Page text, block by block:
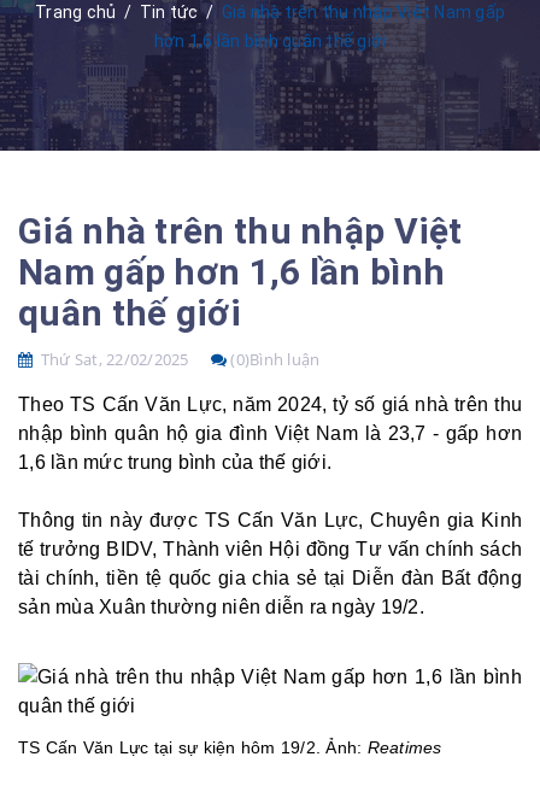
Trang chủ / Tin tức / Giá nhà trên thu nhập Việt Nam gấp
hơn 1,6 lần bình quân thế giới
Giá nhà trên thu nhập Việt
Nam gấp hơn 1,6 lần bình
quân thế giới
Thứ Sat, 22/02/2025 (0)Bình luận
Theo TS Cấn Văn Lực, năm 2024, tỷ số giá nhà trên thu
nhập bình quân hộ gia đình Việt Nam là 23,7 - gấp hơn
1,6 lần mức trung bình của thế giới.
Thông tin này được TS Cấn Văn Lực, Chuyên gia Kinh
tế trưởng BIDV, Thành viên Hội đồng Tư vấn chính sách
tài chính, tiền tệ quốc gia chia sẻ tại Diễn đàn Bất động
sản mùa Xuân thường niên diễn ra ngày 19/2.
TS Cấn Văn Lực tại sự kiện hôm 19/2. Ảnh: Reatimes